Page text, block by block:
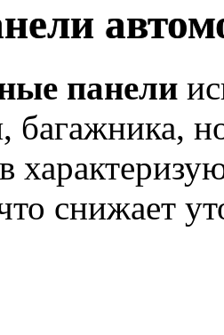
панели
багажника,
снижает